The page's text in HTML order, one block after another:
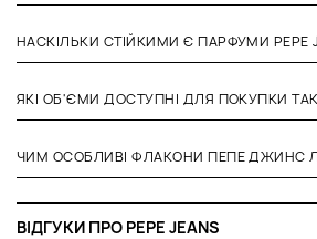
НАСКІЛЬКИ СТІЙКИМИ Є ПАРФУМИ PEPE
ЯКІ ОБ'ЄМИ ДОСТУПНІ ДЛЯ ПОКУПКИ
ЧИМ ОСОБЛИВІ ФЛАКОНИ ПЕПЕ ДЖИНС
ВІДГУКИ ПРО PEPE JEANS